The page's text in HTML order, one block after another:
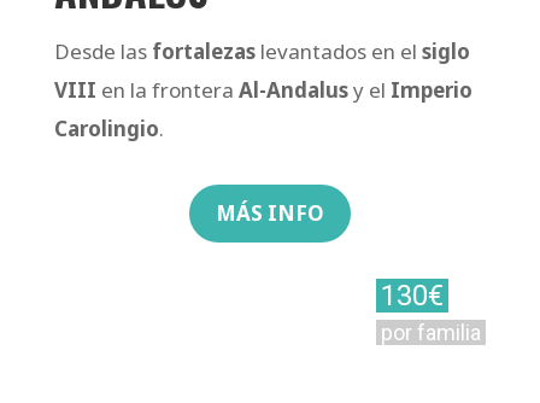
Desde las fortalezaslevantados en el siglo
VIII en la frontera Al-Andalusy el Imperio
Carolingio.
MÁS INFO
130€
por familia